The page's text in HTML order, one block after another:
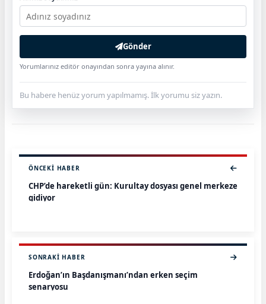
Gönder
Yorumlarınız editör onayından sonra yayına alınır.
Bu habere henüz yorum yapılmamış. İlk yorumu siz yazın.
ÖNCEKI HABER
CHP’de hareketli gün: Kurultay dosyası genel merkeze
gidiyor
SONRAKI HABER
Erdoğan’ın Başdanışmanı’ndan erken seçim
senaryosu